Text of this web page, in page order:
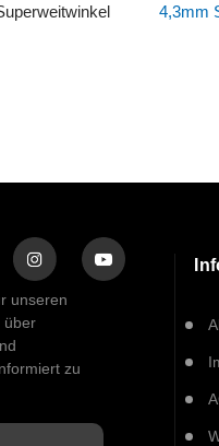
4,3mm
unseren
über
zu